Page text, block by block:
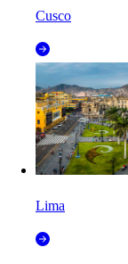
Cusco
Lima